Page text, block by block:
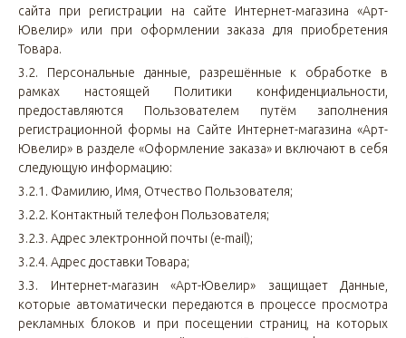
сайта при регистрации на сайте Интернет-магазина «Арт-
Ювелир» или при оформлении заказа для приобретения
Товара.
3.2. Персональные данные, разрешённые к обработке в
рамках настоящей Политики конфиденциальности,
предоставляются Пользователем путём заполнения
регистрационной формы на Сайте Интернет-магазина «Арт-
Ювелир» в разделе «Оформление заказа» и включают в себя
следующую информацию:
3.2.1. Фамилию, Имя, Отчество Пользователя;
3.2.2. Контактный телефон Пользователя;
3.2.3. Адрес электронной почты (e-mail);
3.2.4. Адрес доставки Товара;
3.3. Интернет-магазин «Арт-Ювелир» защищает Данные,
которые автоматически передаются в процессе просмотра
рекламных блоков и при посещении страниц, на которых